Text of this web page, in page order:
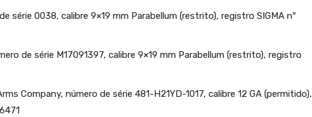
série 0038, calibre 9×19 mm Parabellum (restrito), registro SIGMA nº
de série M17091397, calibre 9×19 mm Parabellum (restrito), registro
Company, número de série 481-H21YD-1017, calibre 12 GA (permitido),